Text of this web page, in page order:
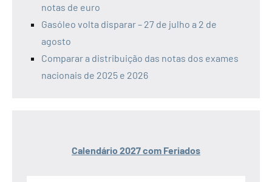
notas de euro
Gasóleo volta disparar – 27 de julho a 2 de
agosto
Comparar a distribuição das notas dos exames
nacionais de 2025 e 2026
Calendário 2027 com Feriados